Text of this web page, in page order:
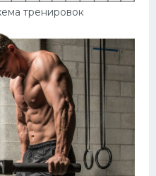
тренировок